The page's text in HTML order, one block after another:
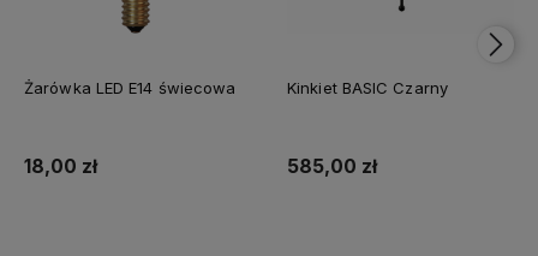
Żarówka LED E14 świecowa
18,00 zł
Kinkiet BASIC Czarny
585,00 zł